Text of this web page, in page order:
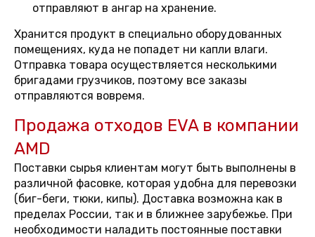
отправляют в ангар на хранение.
Хранится продукт в специально оборудованных
помещениях, куда не попадет ни капли влаги.
Отправка товара осуществляется несколькими
бригадами грузчиков, поэтому все заказы
отправляются вовремя.
Продажа отходов EVA в компании
AMD
Поставки сырья клиентам могут быть выполнены в
различной фасовке, которая удобна для перевозки
(биг-беги, тюки, кипы). Доставка возможна как в
пределах России, так и в ближнее зарубежье. При
необходимости наладить постоянные поставки